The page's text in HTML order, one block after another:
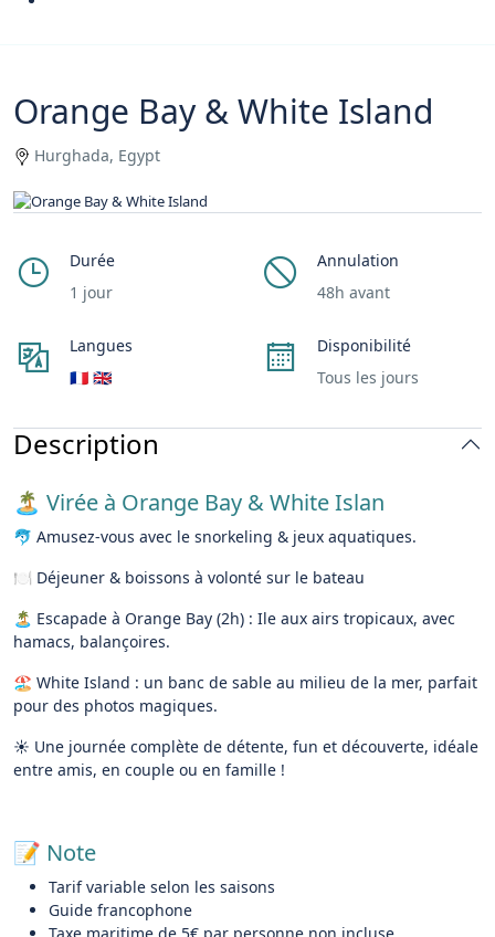
Orange Bay & White Island
Hurghada, Egypt
Durée
1 jour
Annulation
48h avant
Langues
🇫🇷 🇬🇧
Disponibilité
Tous les jours
Description
🏝️ Virée à Orange Bay & White Islan
🐬 Amusez-vous avec le snorkeling & jeux aquatiques.
🍽️ Déjeuner & boissons à volonté sur le bateau
🏝️ Escapade à Orange Bay (2h) : Ile aux airs tropicaux, avec
hamacs, balançoires.
🏖️ White Island : un banc de sable au milieu de la mer, parfait
pour des photos magiques.
☀️ Une journée complète de détente, fun et découverte, idéale
entre amis, en couple ou en famille !
📝 Note
Tarif variable selon les saisons
Guide francophone